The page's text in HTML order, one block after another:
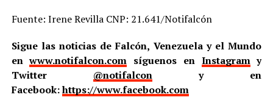
Fuente: Irene Revilla CNP: 21.641/Notifalcón
Sigue las noticias de Falcón, Venezuela y el Mundo
enwww.notifalcon.com síguenos en Instagramy
Twitter @notifalcony en
Facebook:https://www.facebook.com